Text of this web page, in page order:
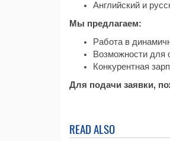
Английский и
Мы предлагаем:
Работа в
Возможности для
Конкурентная
Для подачи заявки,
READ ALSO